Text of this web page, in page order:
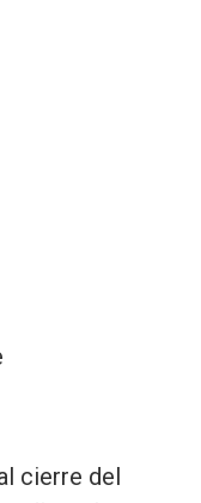
cierre del